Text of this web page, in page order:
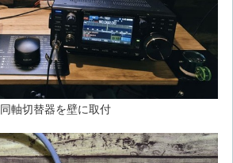
同軸切替器を壁に取付